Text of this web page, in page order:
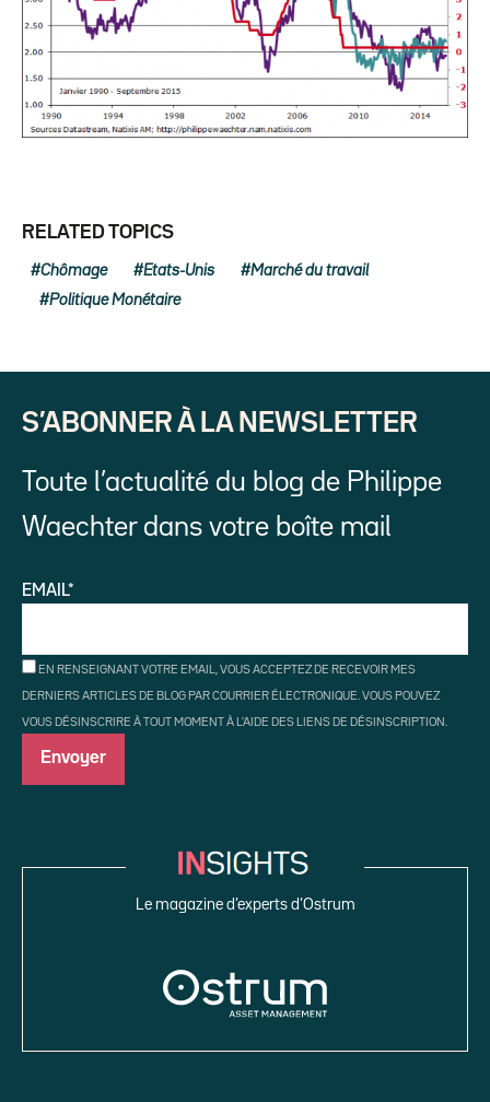
RELATED TOPICS
Chômage Etats-Unis Marché du travail
Politique Monétaire
S’ABONNER À LA NEWSLETTER
Toute l’actualité du blog de Philippe
Waechter dans votre boîte mail
EMAIL*
EN RENSEIGNANT VOTRE EMAIL, VOUS ACCEPTEZ DE RECEVOIR MES
DERNIERS ARTICLES DE BLOG PAR COURRIER ÉLECTRONIQUE. VOUS POUVEZ
VOUS DÉSINSCRIRE À TOUT MOMENT À L'AIDE DES LIENS DE DÉSINSCRIPTION.
Le magazine d’experts d’Ostrum